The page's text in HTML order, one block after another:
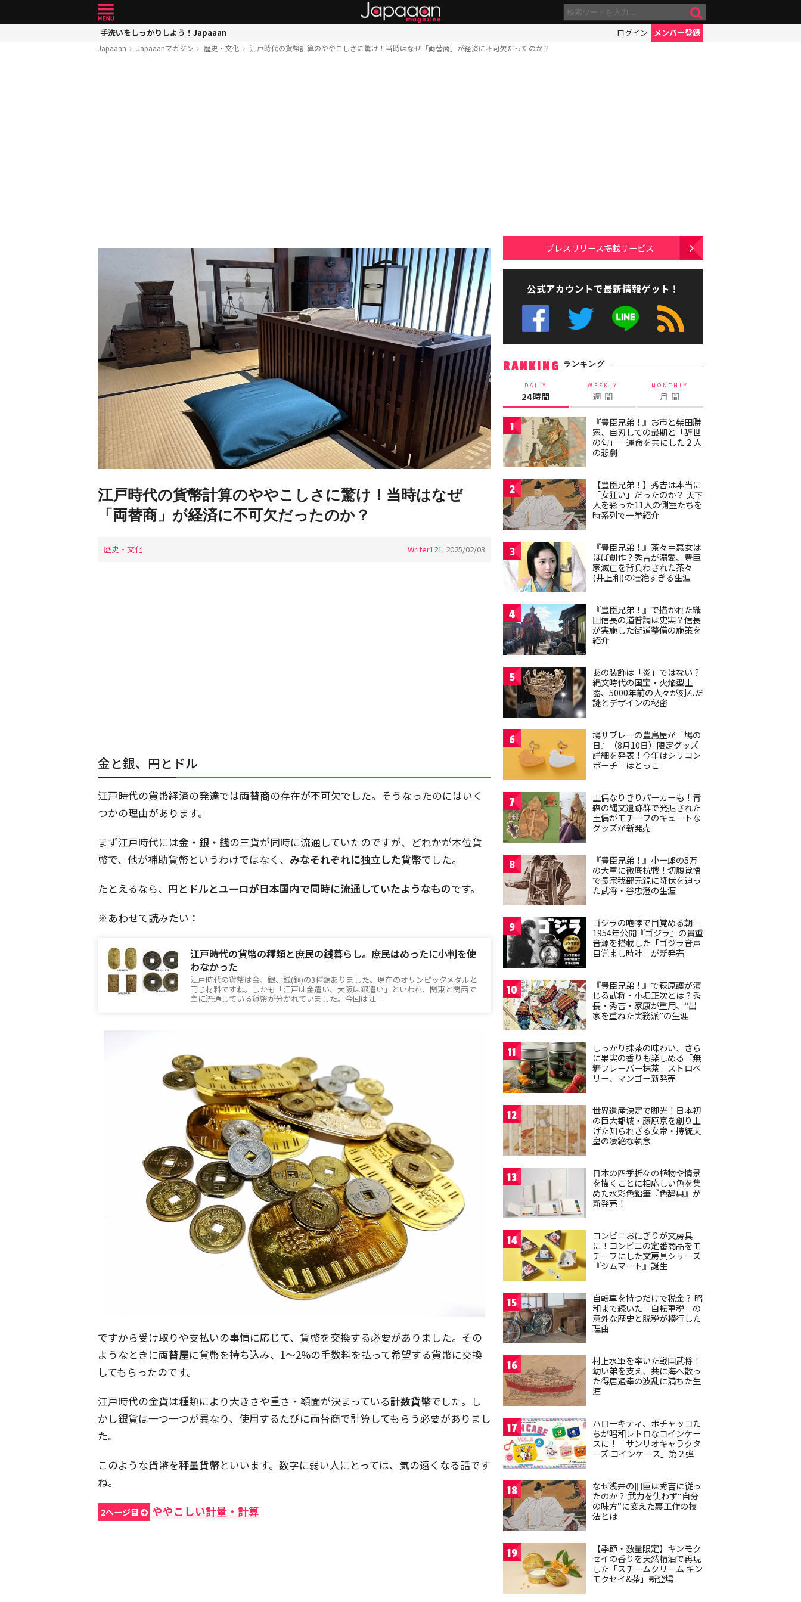
手洗いをしっかりしよう！Japaaan ログイン メンバー登録
Japaaan Japaaanマガジン 歴史・文化 江戸時代の貨幣計算のややこしさに驚け！当時はなぜ「両替商」が経済に不可欠だったのか？
江戸時代の貨幣計算のややこしさに驚け！当時はなぜ
「両替商」が経済に不可欠だったのか？
歴史・文化 Writer121 2025/02/03
金と銀、円とドル
江戸時代の貨幣経済の発達では両替商の存在が不可欠でした。そうなったのにはいく
つかの理由があります。
まず江戸時代には金・銀・銭の三貨が同時に流通していたのですが、どれかが本位貨
幣で、他が補助貨幣というわけではなく、 みなそれぞれに独立した貨幣でした。
たとえるなら、 円とドルとユーロが日本国内で同時に流通していたようなものです。
※あわせて読みたい：
江戸時代の貨幣の種類と庶民の銭暮らし。庶民はめったに小判を使
わなかった
江戸時代の貨幣は金、銀、銭(銅)の3種類ありました。現在のオリンピックメダルと
同じ材料ですね。しかも「江戸は金遣い、大阪は銀遣い」といわれ、関東と関西で
主に流通している貨幣が分かれていました。今回は江…
ですから受け取りや支払いの事情に応じて、貨幣を交換する必要がありました。その
ようなときに両替屋に貨幣を持ち込み、1～2%の手数料を払って希望する貨幣に交換
してもらったのです。
江戸時代の金貨は種類により大きさや重さ・額面が決まっている計数貨幣でした。し
かし銀貨は一つ一つが異なり、使用するたびに両替商で計算してもらう必要がありまし
た。
このような貨幣を秤量貨幣といいます。数字に弱い人にとっては、気の遠くなる話です
ね。
2ページ目 ややこしい計量・計算
プレスリリース掲載サービス
公式アカウントで最新情報ゲット！
RANKING ランキング
DAILY
24時間
WEEKLY
週 間
MONTHLY
月 間
1
『豊臣兄弟！』お市と柴田勝
家、自刃しての最期と「辞世
の句」…運命を共にした２人
の悲劇
2
【豊臣兄弟！】秀吉は本当に
「女狂い」だったのか？ 天下
人を彩った11人の側室たちを
時系列で一挙紹介
3
『豊臣兄弟！』茶々＝悪女は
ほぼ創作？秀吉が溺愛、豊臣
家滅亡を背負わされた茶々
(井上和)の壮絶すぎる生涯
4
『豊臣兄弟！』で描かれた織
田信長の道普請は史実？信長
が実施した街道整備の施策を
紹介
5
あの装飾は「炎」ではない？
縄文時代の国宝・火焔型土
器、5000年前の人々が刻んだ
謎とデザインの秘密
6
鳩サブレーの豊島屋が『鳩の
日』（8月10日）限定グッズ
詳細を発表！今年はシリコン
ポーチ「はとっこ」
7
土偶なりきりパーカーも！青
森の縄文遺跡群で発掘された
土偶がモチーフのキュートな
グッズが新発売
8
『豊臣兄弟！』小一郎の5万
の大軍に徹底抗戦！切腹覚悟
で長宗我部元親に降伏を迫っ
た武将・谷忠澄の生涯
9
ゴジラの咆哮で目覚める朝…
1954年公開『ゴジラ』の貴重
音源を搭載した「ゴジラ音声
目覚まし時計」が新発売
10
『豊臣兄弟！』で萩原護が演
じる武将・小堀正次とは？秀
長・秀吉・家康が重用、“出
家を重ねた実務派”の生涯
11
しっかり抹茶の味わい、さら
に果実の香りも楽しめる「無
糖フレーバー抹茶」ストロベ
リー、マンゴー新発売
12
世界遺産決定で脚光！日本初
の巨大都城・藤原京を創り上
げた知られざる女帝・持統天
皇の凄絶な執念
13
日本の四季折々の植物や情景
を描くことに相応しい色を集
めた水彩色鉛筆『色辞典』が
新発売！
14
コンビニおにぎりが文房具
に！コンビニの定番商品をモ
チーフにした文房具シリーズ
『ジムマート』誕生
15
自転車を持つだけで税金？ 昭
和まで続いた「自転車税」の
意外な歴史と脱税が横行した
理由
16
村上水軍を率いた戦国武将！
幼い弟を支え、共に海へ散っ
た得居通幸の波乱に満ちた生
涯
17
ハローキティ、ポチャッコた
ちが昭和レトロなコインケー
スに！「サンリオキャラクタ
ーズ コインケース」第２弾
18
なぜ浅井の旧臣は秀吉に従っ
たのか？ 武力を使わず“自分
の味方”に変えた裏工作の技
法とは
19
【季節・数量限定】キンモク
セイの香りを天然精油で再現
した「スチームクリーム キン
モクセイ&茶」新登場